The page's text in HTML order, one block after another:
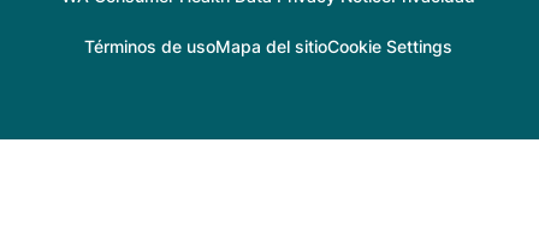
Términos de usoMapa del sitioCookie Settings